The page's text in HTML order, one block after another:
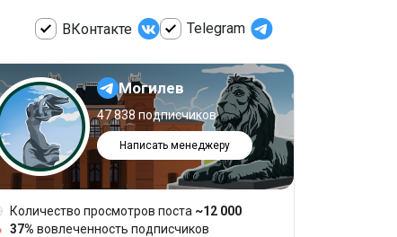
ВКонтакте Telegram
Могилев
47 838 подписчиков
Написать менеджеру
Количество просмотров поста ~12 000
37% вовлеченность подписчиков